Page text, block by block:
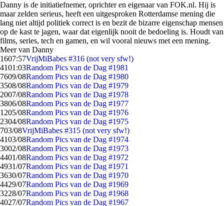
Danny is de initiatiefnemer, oprichter en eigenaar van FOK.nl. Hij is
maar zelden serieus, heeft een uitgesproken Rotterdamse mening die
lang niet altijd politiek correct is en bezit de bizarre eigenschap mensen
op de kast te jagen, waar dat eigenlijk nooit de bedoeling is. Houdt van
films, series, tech en gamen, en wil vooral nieuws met een mening.
Meer van Danny
1607:57VrijMiBabes #316 (not very sfw!)
4101:03Random Pics van de Dag #1981
7609/08Random Pics van de Dag #1980
3508/08Random Pics van de Dag #1979
2007/08Random Pics van de Dag #1978
3806/08Random Pics van de Dag #1977
1205/08Random Pics van de Dag #1976
2304/08Random Pics van de Dag #1975
703/08VrijMiBabes #315 (not very sfw!)
4103/08Random Pics van de Dag #1974
3002/08Random Pics van de Dag #1973
4401/08Random Pics van de Dag #1972
4931/07Random Pics van de Dag #1971
3630/07Random Pics van de Dag #1970
4429/07Random Pics van de Dag #1969
3228/07Random Pics van de Dag #1968
4027/07Random Pics van de Dag #1967